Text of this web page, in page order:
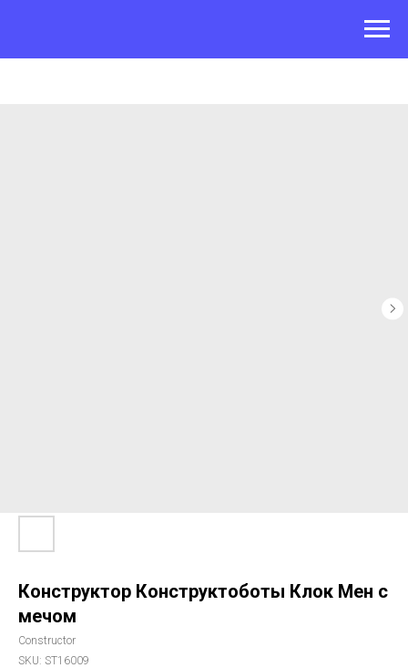
Конструктор Конструктоботы Клок Мен с
мечом
Сonstructor
SKU: ST16009